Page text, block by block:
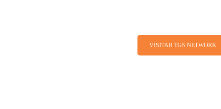
VISITAR TGS NETWORK